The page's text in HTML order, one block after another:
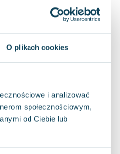
O plikach cookies
i analizować
społecznościowym,
od Ciebie lub